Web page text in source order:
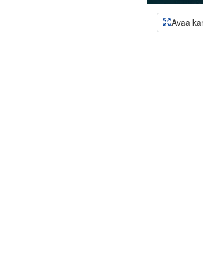
Avaa